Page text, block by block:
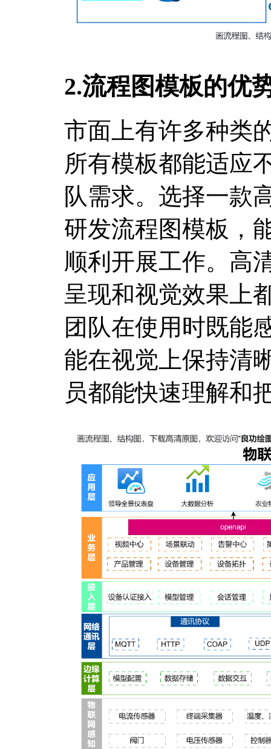
2.流程图模板的优
市面上有许多种类
所有模板都能适应
队需求。选择一款
研发流程图模板，
顺利开展工作。高
呈现和视觉效果上
团队在使用时既能
能在视觉上保持清
员都能快速理解和